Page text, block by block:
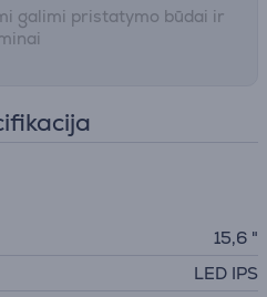
galimi pristatymo būdai ir
15,6 "
LED IPS